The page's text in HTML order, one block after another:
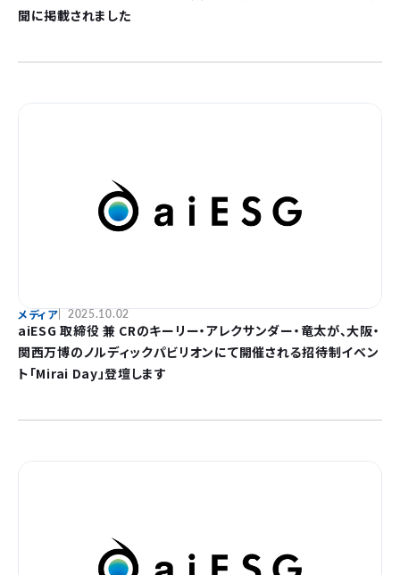
聞に掲載されました
メディア 2025.10.02
aiESG 取締役 兼 CRのキーリー・アレクサンダー・竜太が、大阪・
関西万博のノルディックパビリオンにて開催される招待制イベン
ト「Mirai Day」登壇します